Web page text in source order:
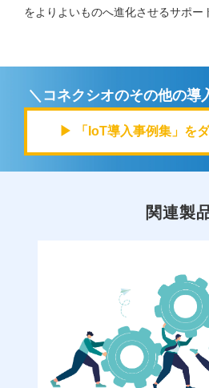
をよりよいものへ進化させるサポー
＼コネクシオのその他の導
▶ 「IoT導入事例集」を
関連製